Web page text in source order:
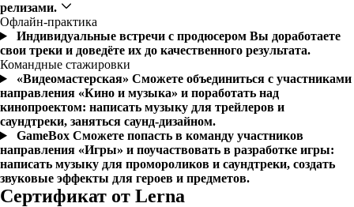
релизами.
Офлайн-практика
Индивидуальные встречи с продюсером Вы доработаете
свои треки и доведёте их до качественного результата.
Командные стажировки
«Видеомастерская» Сможете объединиться с участниками
направления «Кино и музыка» и поработать над
кинопроектом: написать музыку для трейлеров и
саундтреки, заняться саунд-дизайном.
GameBox Сможете попасть в команду участников
направления «Игры» и поучаствовать в разработке игры:
написать музыку для промороликов и саундтреки, создать
звуковые эффекты для героев и предметов.
Сертификат от Lerna